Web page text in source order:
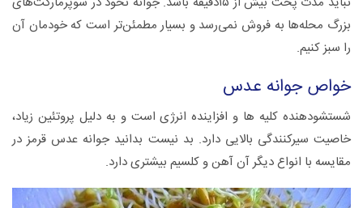
بزرگ محله‌ها به فروش نمی‌رسد و بسیار مطمئن‌تر است که خودمان آن
را سبز کنیم.
خواص جوانه عدس
شستشودهنده کلیه ها و افزاینده انرژی است و به دلیل پروتئین زیاد،
خاصیت سیرکنندگی بالایی دارد. بد نیست بدانید جوانه عدس قرمز در
مقایسه با انواع دیگر آن آهن و کلسیم بیشتری دارد.